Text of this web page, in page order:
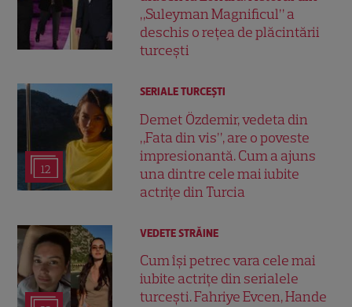
„Suleyman Magnificul” a
deschis o rețea de plăcintării
turcești
12
SERIALE TURCEŞTI
Demet Özdemir, vedeta din
„Fata din vis”, are o poveste
impresionantă. Cum a ajuns
una dintre cele mai iubite
actrițe din Turcia
VEDETE STRĂINE
Cum își petrec vara cele mai
iubite actrițe din serialele
turcești. Fahriye Evcen, Hande